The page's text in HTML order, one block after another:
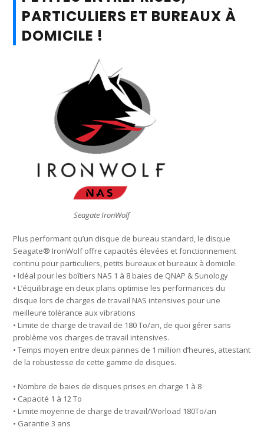
PARTICULIERS ET BUREAUX À
DOMICILE !
Seagate IronWolf
Plus performant qu’un disque de bureau standard, le disque
Seagate® IronWolf offre capacités élevées et fonctionnement
continu pour particuliers, petits bureaux et bureaux à domicile.
• Idéal pour les boîtiers NAS 1 à 8 baies de QNAP & Sunology
• L’équilibrage en deux plans optimise les performances du
disque lors de charges de travail NAS intensives pour une
meilleure tolérance aux vibrations
• Limite de charge de travail de 180 To/an, de quoi gérer sans
problème vos charges de travail intensives.
• Temps moyen entre deux pannes de 1 million d’heures, attestant
de la robustesse de cette gamme de disques.
• Nombre de baies de disques prises en charge 1 à 8
• Capacité 1 à 12 To
• Limite moyenne de charge de travail/Worload 180To/an
• Garantie 3 ans